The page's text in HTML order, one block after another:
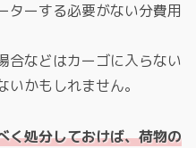
ターする必要がない分費用
合などはカーゴに入らない
かもしれません。
く処分しておけば、荷物の